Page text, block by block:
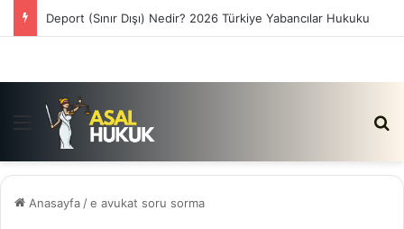
Deport (Sınır Dışı) Nedir? 2026 Türkiye Yabancılar Hukuku
Menü
Anasayfa /e avukat soru sorma